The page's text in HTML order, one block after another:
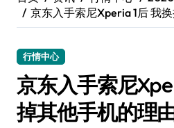
京东入手索尼Xperia 1后 我
行情中心
京东入手索尼
掉其他手机的理